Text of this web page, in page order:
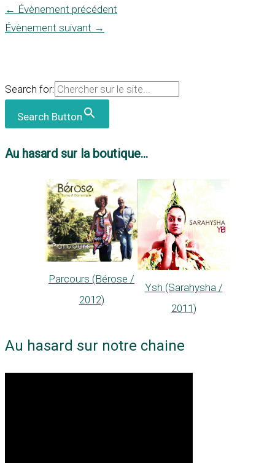
← Évènement précédent
Évènement suivant →
Search for:
Search Button
Au hasard sur la boutique...
Parcours (Bérose /
2012)
Ysh (Sarahysha /
2011)
Au hasard sur notre chaine